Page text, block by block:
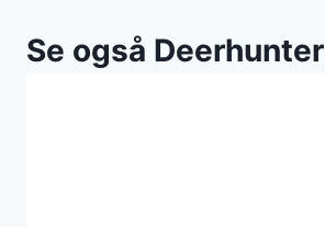
Se også Deerhunter